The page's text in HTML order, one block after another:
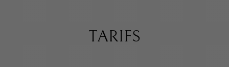
CORRIGER LES
TARIFS